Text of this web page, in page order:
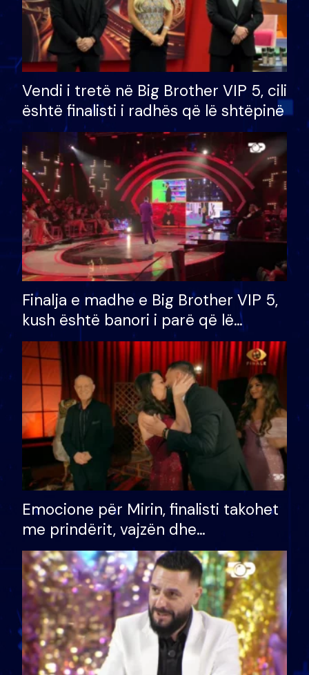
Vendi i tretë në Big Brother VIP 5, cili
është finalisti i radhës që lë shtëpinë
Finalja e madhe e Big Brother VIP 5,
kush është banori i parë që lë
shtëpinë dhe humb mundësinë për
të fituar çmimin e madh
Emocione për Mirin, finalisti takohet
me prindërit, vajzën dhe
bashkëshorten: S’kemi ndonjë letër
divorci apo jo?